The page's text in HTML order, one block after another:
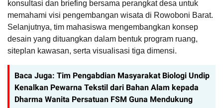
konsultasi dan briefing bersama perangkat desa untuk
memahami visi pengembangan wisata di Rowoboni Barat.
Selanjutnya, tim mahasiswa mengembangkan konsep
desain yang dituangkan dalam bentuk program ruang,
siteplan kawasan, serta visualisasi tiga dimensi.
Baca Juga: Tim Pengabdian Masyarakat Biologi Undip
Kenalkan Pewarna Tekstil dari Bahan Alam kepada
Dharma Wanita Persatuan FSM Guna Mendukung